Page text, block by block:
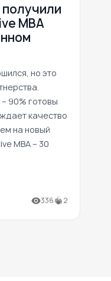
MBA
но это
90% готовы
качество
на новый
MBA – 30
336 2